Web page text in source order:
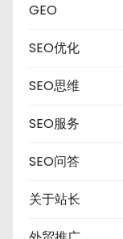
GEO
SEO优化
SEO思维
SEO服务
SEO问答
关于站长